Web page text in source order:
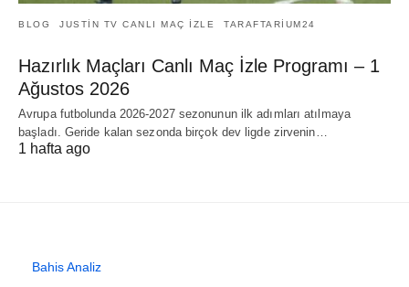
BLOG JUSTIN TV CANLI MAÇ İZLE TARAFTARIUM24
Hazırlık Maçları Canlı Maç İzle Programı – 1
Ağustos 2026
Avrupa futbolunda 2026-2027 sezonunun ilk adımları atılmaya
başladı. Geride kalan sezonda birçok dev ligde zirvenin…
1 hafta ago
Bahis Analiz